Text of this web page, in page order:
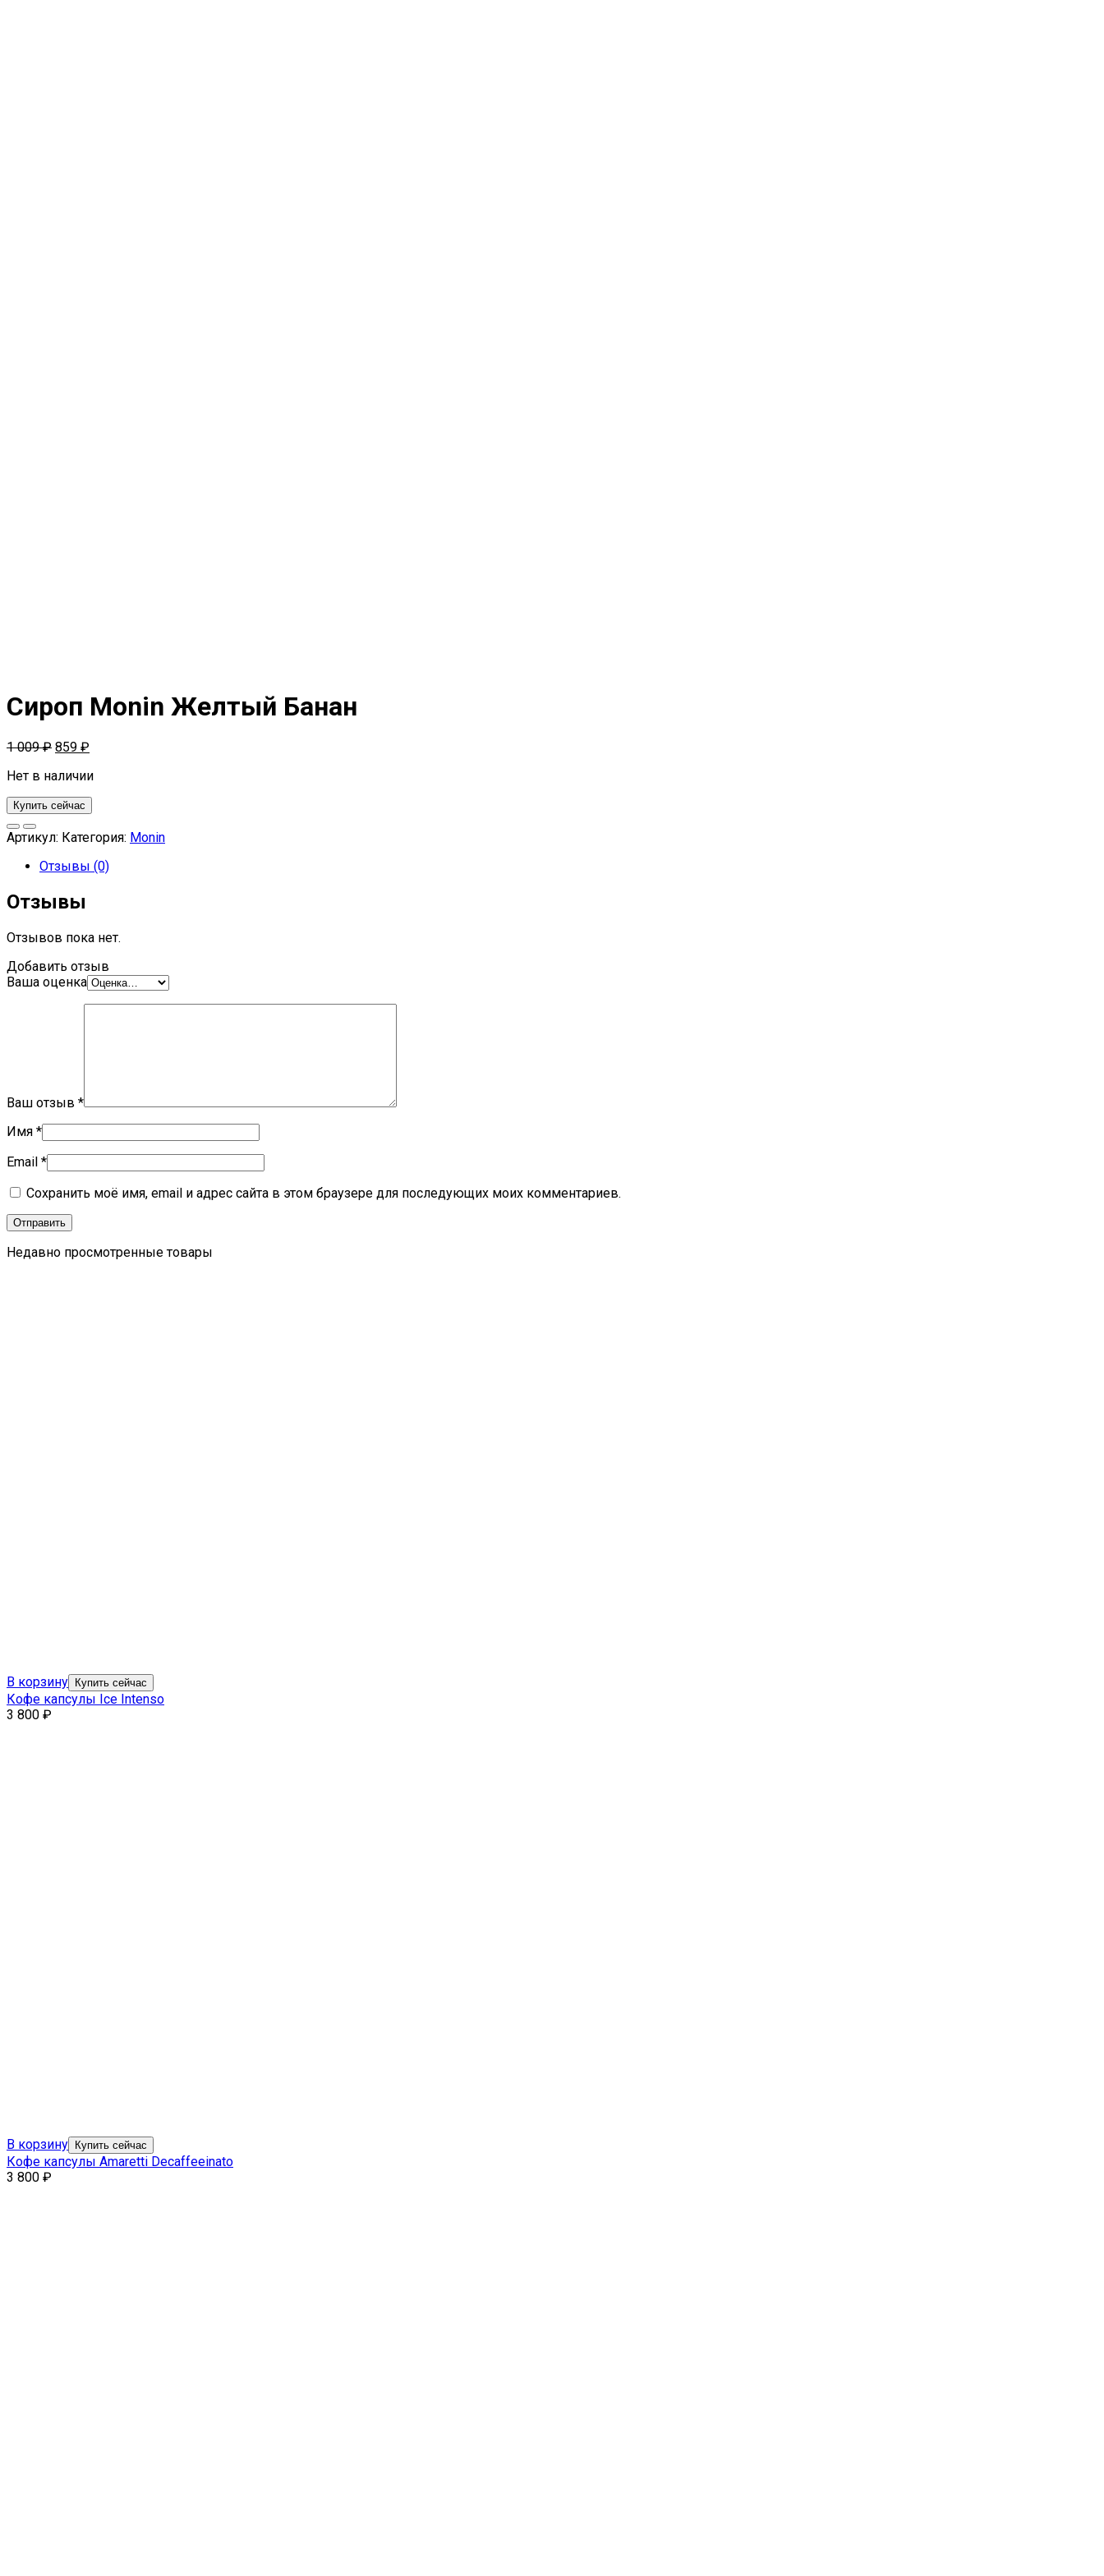
Сироп Monin Желтый Банан
1 009₽ 859 ₽
Нет в наличии
Купить сейчас
Артикул: Категория: Monin
Отзывы (0)
Отзывы
Отзывов пока нет.
Добавить отзыв
Ваша оценка
Ваш отзыв *
Имя *
Email *
Сохранить моё имя, email и адрес сайта в этом браузере для последующих моих комментариев.
Недавно просмотренные товары
В корзину Купить сейчас
Кофе капсулы Ice Intenso
3 800 ₽
В корзину Купить сейчас
Кофе капсулы Amaretti Decaffeeinato
3 800 ₽